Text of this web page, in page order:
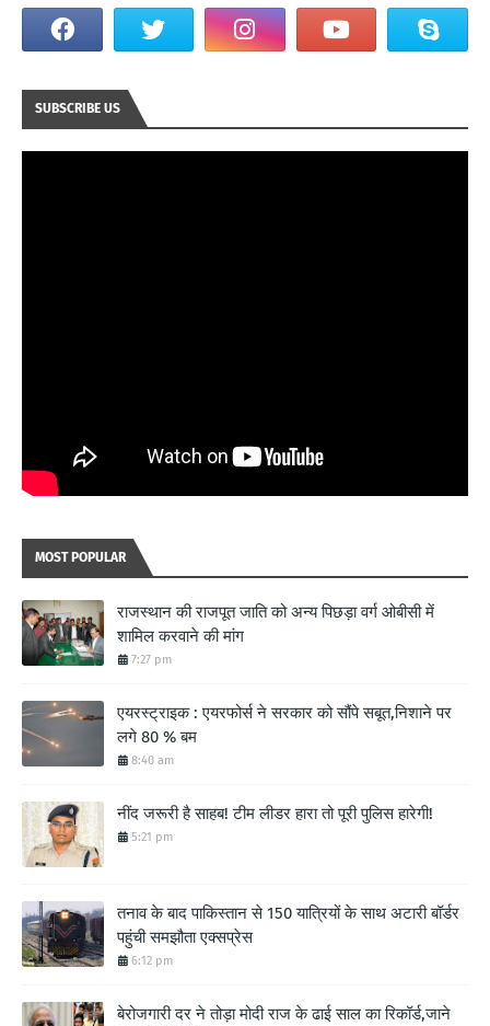
SUBSCRIBE US
MOST POPULAR
राजस्थान की राजपूत जाति को अन्य पिछड़ा वर्ग ओबीसी में
शामिल करवाने की मांग
7:27 pm
एयरस्ट्राइक : एयरफोर्स ने सरकार को सौंपे सबूत,निशाने पर
लगे 80 % बम
8:40 am
नींद जरूरी है साहब! टीम लीडर हारा तो पूरी पुलिस हारेगी!
5:21 pm
तनाव के बाद पाकिस्तान से 150 यात्रियों के साथ अटारी बॉर्डर
पहुंची समझौता एक्सप्रेस
6:12 pm
बेरोजगारी दर ने तोड़ा मोदी राज के ढाई साल का रिकॉर्ड,जाने